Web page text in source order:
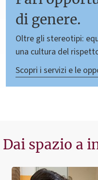
di genere.
Oltre gli stereotipi:
una cultura del
Scopri i servizi e le
Dai spazio a